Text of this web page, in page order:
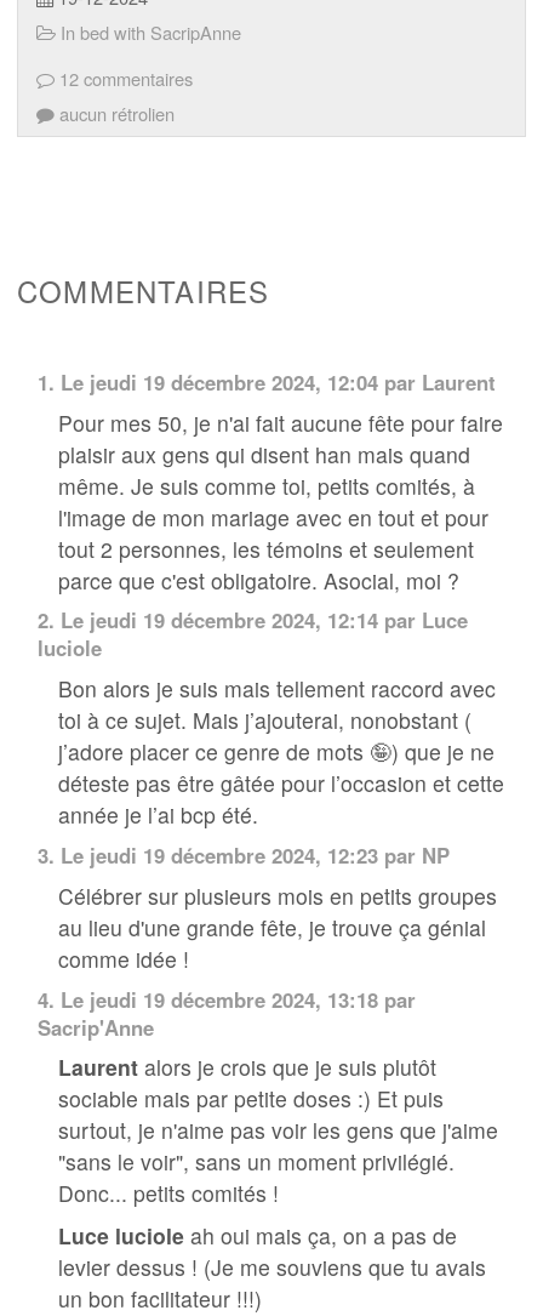
In bed with SacripAnne
12 commentaires
aucun rétrolien
COMMENTAIRES
1. Le jeudi 19 décembre 2024, 12:04 par Laurent
Pour mes 50, je n'ai fait aucune fête pour faire
plaisir aux gens qui disent han mais quand
même. Je suis comme toi, petits comités, à
l'image de mon mariage avec en tout et pour
tout 2 personnes, les témoins et seulement
parce que c'est obligatoire. Asocial, moi ?
2. Le jeudi 19 décembre 2024, 12:14 par Luce
luciole
Bon alors je suis mais tellement raccord avec
toi à ce sujet. Mais j’ajouterai, nonobstant (
j’adore placer ce genre de mots 🤪) que je ne
déteste pas être gâtée pour l’occasion et cette
année je l’ai bcp été.
3. Le jeudi 19 décembre 2024, 12:23 par NP
Célébrer sur plusieurs mois en petits groupes
au lieu d'une grande fête, je trouve ça génial
comme idée !
4. Le jeudi 19 décembre 2024, 13:18 par
Sacrip'Anne
Laurent alors je crois que je suis plutôt
sociable mais par petite doses :) Et puis
surtout, je n'aime pas voir les gens que j'aime
"sans le voir", sans un moment privilégié.
Donc... petits comités !
Luce luciole ah oui mais ça, on a pas de
levier dessus ! (Je me souviens que tu avais
un bon facilitateur !!!)